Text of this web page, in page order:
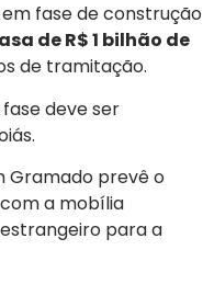
fase de construção
de R$ 1 bilhão de
de tramitação.
deve ser
Gramado prevê o
a mobília
para a